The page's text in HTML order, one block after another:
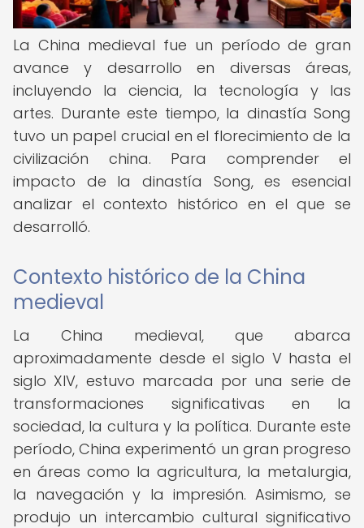
La China medieval fue un período de gran
avance y desarrollo en diversas áreas,
incluyendo la ciencia, la tecnología y las
artes. Durante este tiempo, la dinastía Song
tuvo un papel crucial en el florecimiento de la
civilización china. Para comprender el
impacto de la dinastía Song, es esencial
analizar el contexto histórico en el que se
desarrolló.
Contexto histórico de la China
medieval
La China medieval, que abarca
aproximadamente desde el siglo V hasta el
siglo XIV, estuvo marcada por una serie de
transformaciones significativas en la
sociedad, la cultura y la política. Durante este
período, China experimentó un gran progreso
en áreas como la agricultura, la metalurgia,
la navegación y la impresión. Asimismo, se
produjo un intercambio cultural significativo